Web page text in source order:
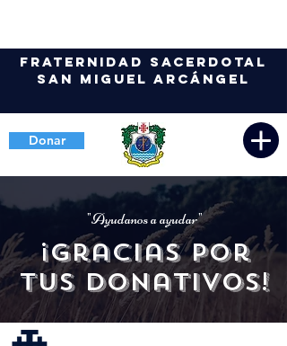
Fraternidad Sacerdotal
San Miguel Arcángel
Donar
"Ayudanos a ayudar"
¡Gracias por
tus donativos!